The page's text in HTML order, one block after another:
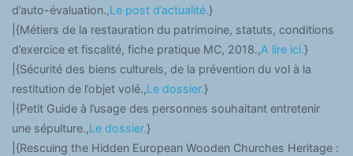
d’auto-évaluation.,Le post d’actualité.}
|{Métiers de la restauration du patrimoine, statuts, conditions
d’exercice et fiscalité, fiche pratique MC, 2018.,A lire ici.}
|{Sécurité des biens culturels, de la prévention du vol à la
restitution de l’objet volé.,Le dossier.}
|{Petit Guide à l’usage des personnes souhaitant entretenir
une sépulture.,Le dossier.}
|{Rescuing the Hidden European Wooden Churches Heritage :